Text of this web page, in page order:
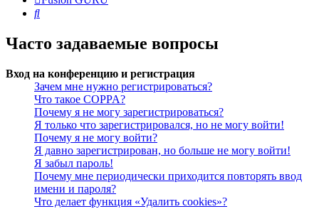
Поиск
Часто задаваемые вопросы
Вход на конференцию и регистрация
Зачем мне нужно регистрироваться?
Что такое COPPA?
Почему я не могу зарегистрироваться?
Я только что зарегистрировался, но не могу войти!
Почему я не могу войти?
Я давно зарегистрирован, но больше не могу войти!
Я забыл пароль!
Почему мне периодически приходится повторять ввод
имени и пароля?
Что делает функция «Удалить cookies»?